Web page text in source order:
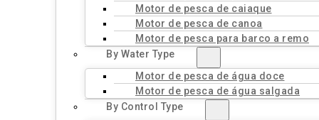
Motor de pesca de caiaque
Motor de pesca de canoa
Motor de pesca para barco a remo
By Water Type
Motor de pesca de água doce
Motor de pesca de água salgada
By Control Type